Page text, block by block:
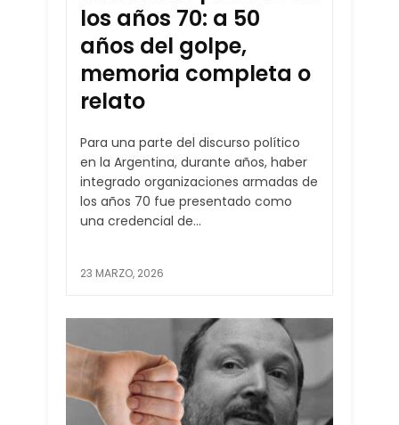
los años 70: a 50
años del golpe,
memoria completa o
relato
Para una parte del discurso político
en la Argentina, durante años, haber
integrado organizaciones armadas de
los años 70 fue presentado como
una credencial de...
23 MARZO, 2026